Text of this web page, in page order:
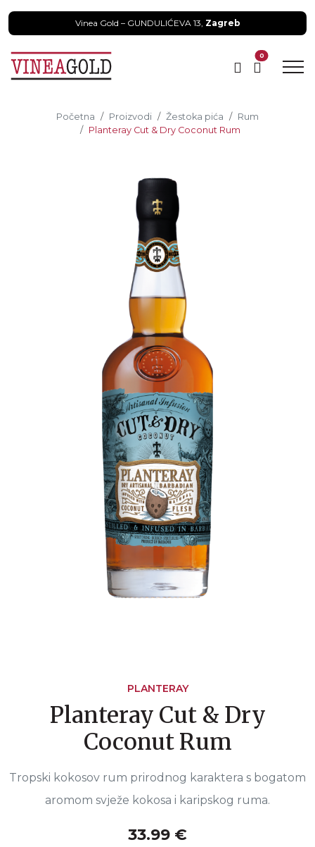
Vinea Gold – GUNDULIĆEVA 13, Zagreb
0
Početna Proizvodi Žestoka pića
Rum
Planteray Cut & Dry Coconut Rum
PLANTERAY
Planteray Cut & Dry
Coconut Rum
Tropski kokosov rum prirodnog karaktera s bogatom
aromom svježe kokosa i karipskog ruma.
33.99 €